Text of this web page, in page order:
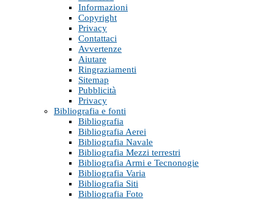
Informazioni
Copyright
Privacy
Contattaci
Avvertenze
Aiutare
Ringraziamenti
Sitemap
Pubblicità
Privacy
Bibliografia e fonti
Bibliografia
Bibliografia Aerei
Bibliografia Navale
Bibliografia Mezzi terrestri
Bibliografia Armi e Tecnonogie
Bibliografia Varia
Bibliografia Siti
Bibliografia Foto